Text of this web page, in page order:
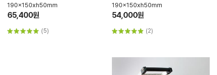
190x150xh50mm
65,400원
(5)
190x150xh50mm
54,000원
(2)